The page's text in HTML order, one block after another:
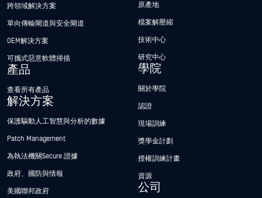
跨領域解決方案
單向傳輸閘道與安全閘道
OEM解決方案
可攜式惡意軟體掃描
產品
查看所有產品
解決方案
保護驅動人工智慧與分析的數據
Patch Management
為執法機關Secure 證據
政府、國防與情報
美國聯邦政府
原產地
檔案解壓縮
技術中心
研究中心
學院
關於學院
認證
現場訓練
獎學金計劃
授權訓練計畫
資源
公司